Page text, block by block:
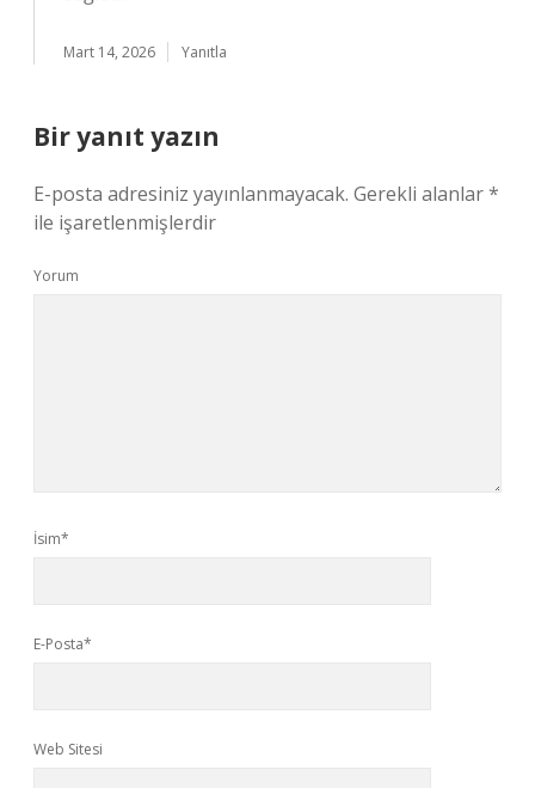
Mart 14, 2026 Yanıtla
Bir yanıt yazın
E-posta adresiniz yayınlanmayacak. Gerekli alanlar*
ile işaretlenmişlerdir
Yorum
İsim*
E-Posta*
Web Sitesi